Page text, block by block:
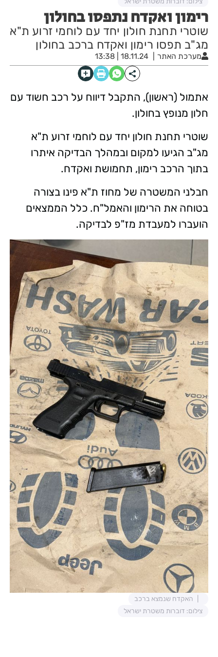
רימון ואקדח נתפסו בחולון
שוטרי תחנת חולון יחד עם לוחמי זרוע ת"א
מג"ב תפסו רימון ואקדח ברכב בחולון
מערכת האתר 18.11.24 | 13:38
אתמול (ראשון), התקבל דיווח על רכב חשוד עם
חלון מנופץ בחולון.
שוטרי תחנת חולון יחד עם לוחמי זרוע ת"א
מג"ב הגיעו למקום ובמהלך הבדיקה איתרו
בתוך הרכב רימון, תחמושת ואקדח.
חבלני המשטרה של מחוז ת"א פינו בצורה
בטוחה את הרימון והאמל"ח. כלל הממצאים
הועברו למעבדת מז"פ לבדיקה.
האקדח שנמצא ברכב
צילום: דוברות משטרת ישראל